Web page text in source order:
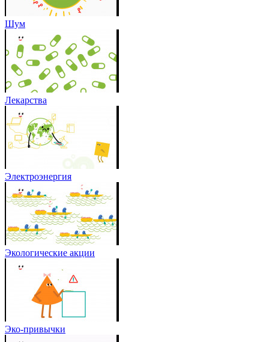
Шум
Лекарства
Электроэнергия
Экологические акции
Эко-привычки